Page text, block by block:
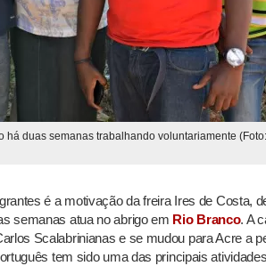
há duas semanas trabalhando voluntariamente
é a motivação da freira Ires de Costa,
semanas atua no abrigo em Rio Branco. A
Scalabrinianas e se mudou para Acre a
tem sido uma das principais